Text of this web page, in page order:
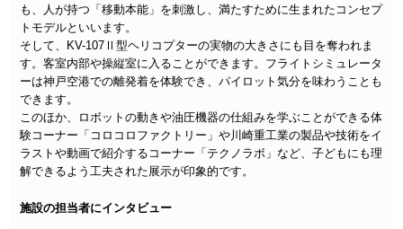
も、人が持つ「移動本能」を刺激し、満たすために生まれたコンセプ
トモデルといいます。
そして、KV-107Ⅱ型ヘリコプターの実物の大きさにも目を奪われま
す。客室内部や操縦室に入ることができます。フライトシミュレータ
ーは神戸空港での離発着を体験でき、パイロット気分を味わうことも
できます。
このほか、ロボットの動きや油圧機器の仕組みを学ぶことができる体
験コーナー「コロコロファクトリー」や川崎重工業の製品や技術をイ
ラストや動画で紹介するコーナー「テクノラボ」など、子どもにも理
解できるよう工夫された展示が印象的です。
施設の担当者にインタビュー